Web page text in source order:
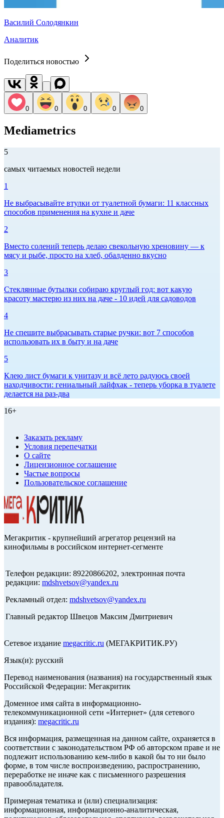
Василий Солодянкин
Аналитик
Поделиться новостью
0 0 0 0 0
Mediametrics
5
самых читаемых новостей недели
1
Не выбрасывайте втулки от туалетной бумаги: 11 классных
способов применения на кухне и даче
2
Вместо солений теперь делаю свекольную хреновину — к
мясу и рыбе, просто на хлеб, обалденно вкусно
3
Стеклянные бутылки собираю круглый год: вот какую
красоту мастерю из них на даче - 10 идей для садоводов
4
Не спешите выбрасывать старые ручки: вот 7 способов
использовать их в быту и на даче
5
Клею лист бумаги к унитазу и всё лето радуюсь своей
находчивости: гениальный лайфхак - теперь уборка в туалете
делается на раз-два
16+
Заказать рекламу
Условия перепечатки
О сайте
Лицензионное соглашение
Частые вопросы
Пользовательское соглашение
Мегакритик - крупнейший агрегатор рецензий на
кинофильмы в российском интернет-сегменте
Телефон редакции: 89220866202, электронная почта
редакции: mdshvetsov@yandex.ru
Рекламный отдел: mdshvetsov@yandex.ru
Главный редактор Швецов Максим Дмитриевич
Сетевое издание megacritic.ru (МЕГАКРИТИК.РУ)
Язык(и): русский
Перевод наименования (названия) на государственный язык
Российской Федерации: Мегакритик
Доменное имя сайта в информационно-
телекоммуникационной сети «Интернет» (для сетевого
издания): megacritic.ru
Вся информация, размещенная на данном сайте, охраняется в
соответствии с законодательством РФ об авторском праве и не
подлежит использованию кем-либо в какой бы то ни было
форме, в том числе воспроизведению, распространению,
переработке не иначе как с письменного разрешения
правообладателя.
Примерная тематика и (или) специализация:
информационная, информационно-аналитическая,